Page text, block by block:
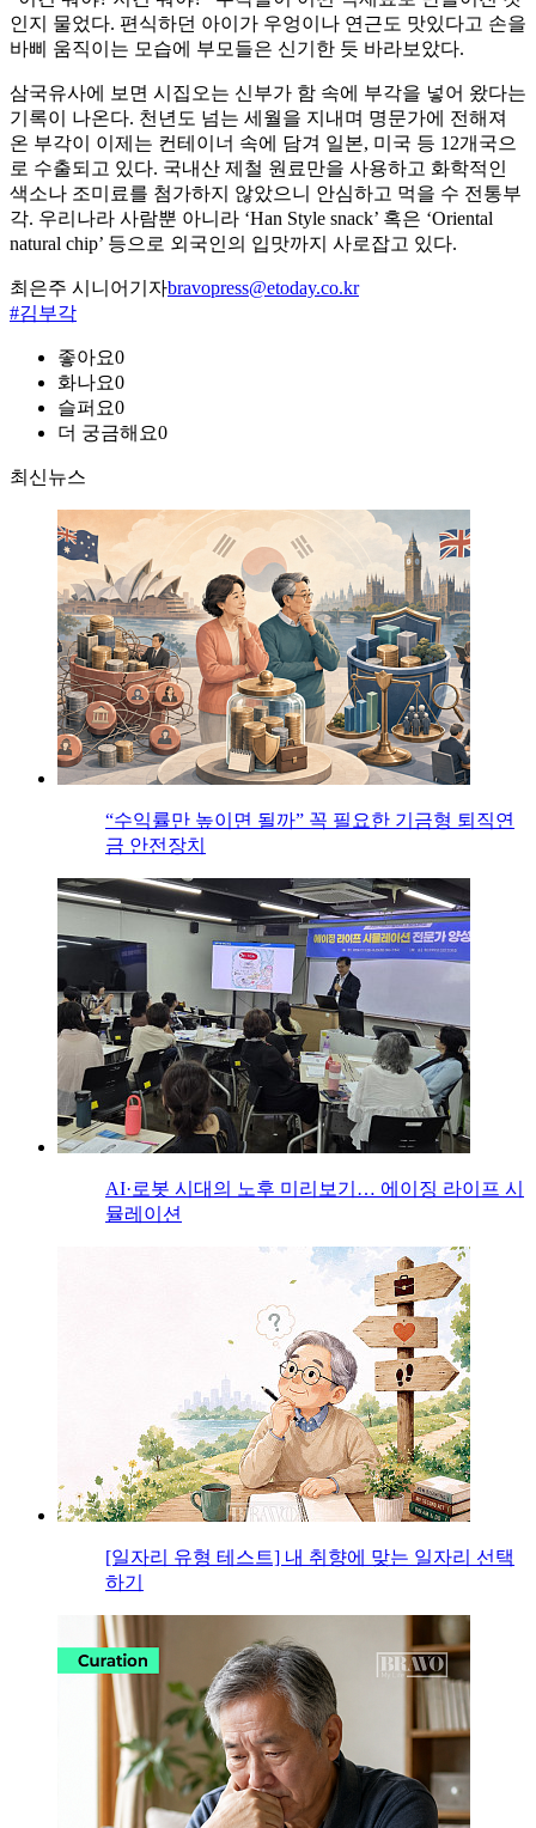
인지 물었다. 편식하던 아이가 우엉이나 연근도 맛있다고 손을
바삐 움직이는 모습에 부모들은 신기한 듯 바라보았다.
삼국유사에 보면 시집오는 신부가 함 속에 부각을 넣어 왔다는
기록이 나온다. 천년도 넘는 세월을 지내며 명문가에 전해져
온 부각이 이제는 컨테이너 속에 담겨 일본, 미국 등 12개국으
로 수출되고 있다. 국내산 제철 원료만을 사용하고 화학적인
색소나 조미료를 첨가하지 않았으니 안심하고 먹을 수 전통부
각. 우리나라 사람뿐 아니라 ‘Han Style snack’ 혹은 ‘Oriental
natural chip’ 등으로 외국인의 입맛까지 사로잡고 있다.
최은주 시니어기자bravopress@etoday.co.kr
#김부각
좋아요0
화나요0
슬퍼요0
더 궁금해요0
최신뉴스
“수익률만 높이면 될까” 꼭 필요한 기금형 퇴직연
금 안전장치
AI·로봇 시대의 노후 미리보기… 에이징 라이프 시
뮬레이션
[일자리 유형 테스트] 내 취향에 맞는 일자리 선택
하기